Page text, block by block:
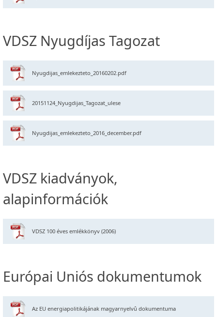
VDSZ Nyugdíjas Tagozat
Nyugdijas_emlekezteto_20160202.pdf
20151124_Nyugdijas_Tagozat_ulese
Nyugdijas_emlekezteto_2016_december.pdf
VDSZ kiadványok,
alapinformációk
VDSZ 100 éves emlékkönyv (2006)
Európai Uniós dokumentumok
Az EU energiapolitikájának magyarnyelvû dokumentuma